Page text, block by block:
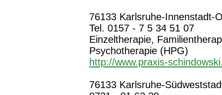
76133 Karlsruhe-Innenstadt-
Tel. 0157 - 7 5 34 51 07
Einzeltherapie,
Psychotherapie (HPG)
http://www.praxis-
76133 Karlsruhe-